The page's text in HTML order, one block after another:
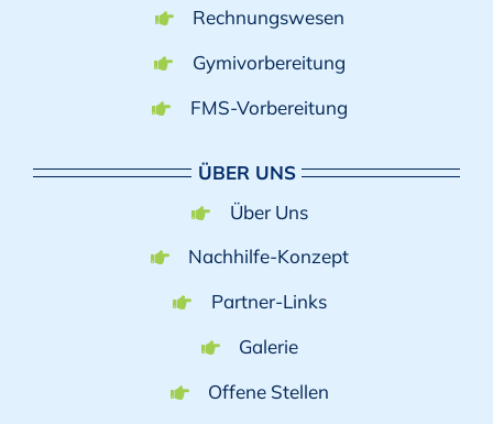
Rechnungswesen
Gymivorbereitung
FMS-Vorbereitung
ÜBER UNS
Über Uns
Nachhilfe-Konzept
Partner-Links
Galerie
Offene Stellen